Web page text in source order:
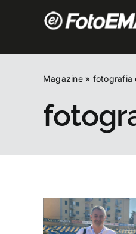
Magazine» fotografia